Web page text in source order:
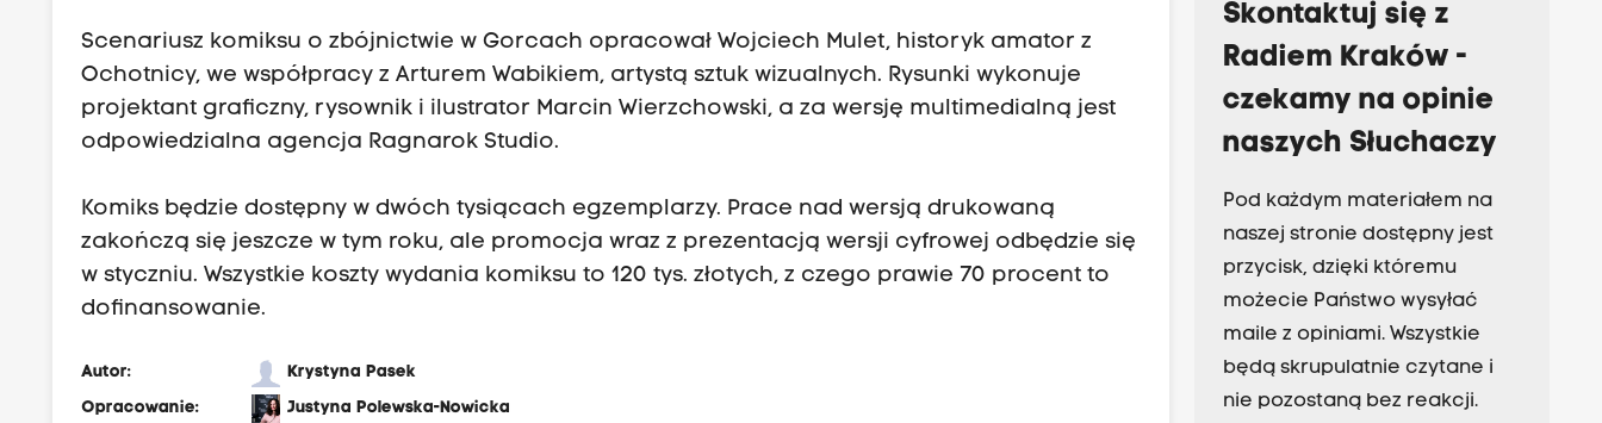
Scenariusz komiksu o zbójnictwie w Gorcach opracował Wojciech Mulet, historyk amator z
Ochotnicy, we współpracy z Arturem Wabikiem, artystą sztuk wizualnych. Rysunki wykonuje
projektant graficzny, rysownik i ilustrator Marcin Wierzchowski, a za wersję multimedialną jest
odpowiedzialna agencja Ragnarok Studio.
Komiks będzie dostępny w dwóch tysiącach egzemplarzy. Prace nad wersją drukowaną
zakończą się jeszcze w tym roku, ale promocja wraz z prezentacją wersji cyfrowej odbędzie się
w styczniu. Wszystkie koszty wydania komiksu to 120 tys. złotych, z czego prawie 70 procent to
dofinansowanie.
Autor:
Krystyna Pasek
Opracowanie:
Justyna Polewska-Nowicka
Skontaktuj się z
Radiem Kraków -
czekamy na opinie
naszych Słuchaczy
Pod każdym materiałem na
naszej stronie dostępny jest
przycisk, dzięki któremu
możecie Państwo wysyłać
maile z opiniami. Wszystkie
będą skrupulatnie czytane i
nie pozostaną bez reakcji.